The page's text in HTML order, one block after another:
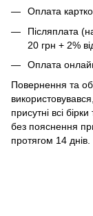
Оплата
Післяплата
20 грн + 2%
Оплата
Повернення та
присутні всі
без пояснення
протягом 14 днів.